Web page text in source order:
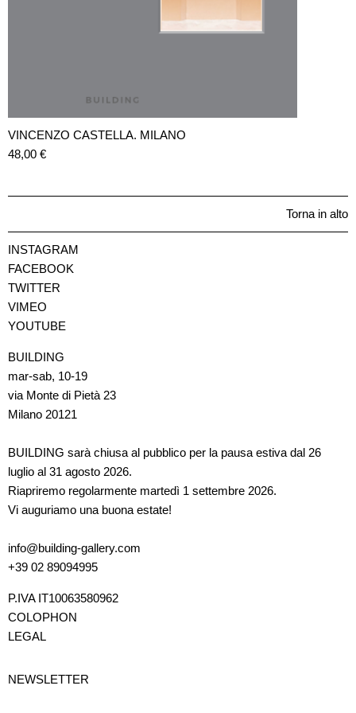
VINCENZO CASTELLA. MILANO
48,00 €
Torna in alto
INSTAGRAM
FACEBOOK
TWITTER
VIMEO
YOUTUBE
BUILDING
mar-sab, 10-19
via Monte di Pietà 23
Milano 20121
BUILDING sarà chiusa al pubblico per la pausa estiva dal 26
luglio al 31 agosto 2026.
Riapriremo regolarmente martedì 1 settembre 2026.
Vi auguriamo una buona estate!
info@building-gallery.com
+39 02 89094995
P.IVA IT10063580962
COLOPHON
LEGAL
NEWSLETTER